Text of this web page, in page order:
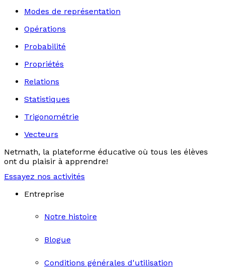
Modes de représentation
Opérations
Probabilité
Propriétés
Relations
Statistiques
Trigonométrie
Vecteurs
Netmath, la plateforme éducative où tous les élèves
ont du plaisir à apprendre!
Essayez nos activités
Entreprise
Notre histoire
Blogue
Conditions générales d'utilisation